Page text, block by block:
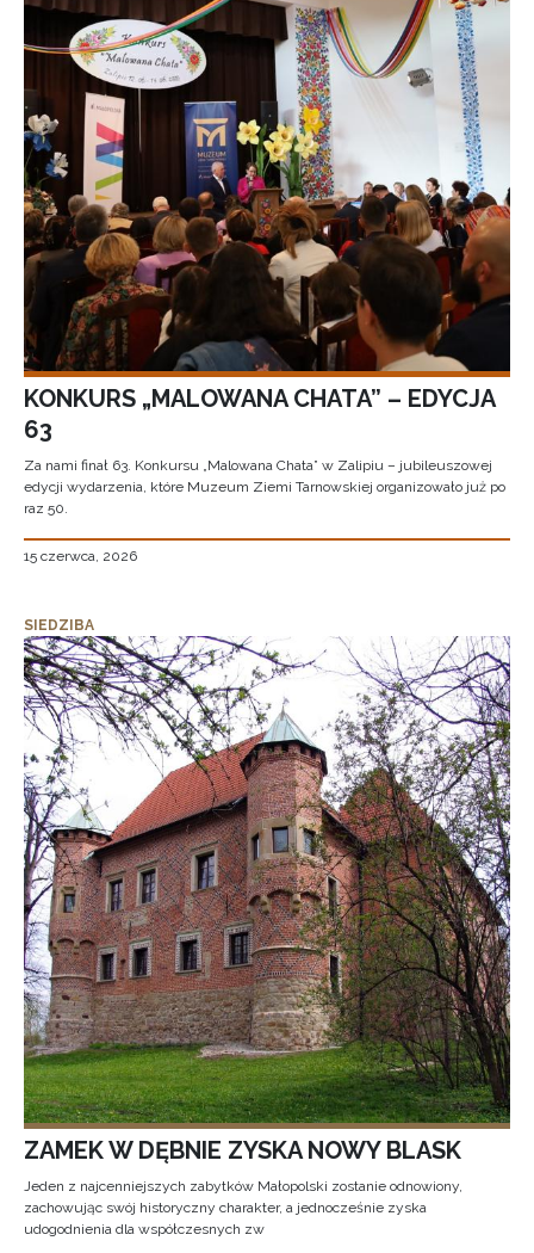
KONKURS „MALOWANA CHATA” – EDYCJA
63
Za nami finał 63. Konkursu „Malowana Chata” w Zalipiu – jubileuszowej
edycji wydarzenia, które Muzeum Ziemi Tarnowskiej organizowało już po
raz 50.
15 czerwca, 2026
SIEDZIBA
ZAMEK W DĘBNIE ZYSKA NOWY BLASK
Jeden z najcenniejszych zabytków Małopolski zostanie odnowiony,
zachowując swój historyczny charakter, a jednocześnie zyska
udogodnienia dla współczesnych zw